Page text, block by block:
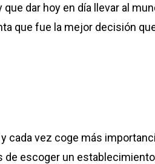
dar hoy en día llevar al
que fue la mejor decisión
vez coge más
de escoger un